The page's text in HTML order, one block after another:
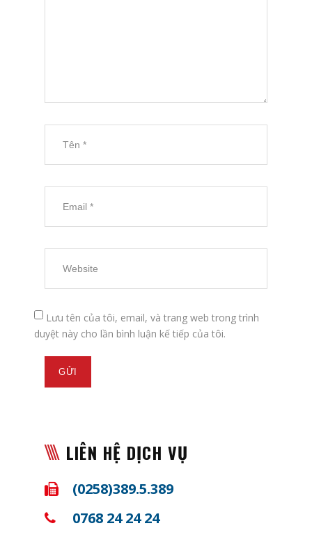
Lưu tên của tôi, email, và trang web trong trình
duyệt này cho lần bình luận kế tiếp của tôi.
LIÊN HỆ DỊCH VỤ
(0258)389.5.389
0768 24 24 24